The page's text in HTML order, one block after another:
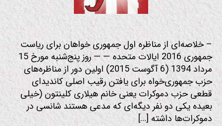
– خلاصه‌ای از مناظره اول جمهوری خواهان برای ریاست
جمهوری 2016 ایالات متحده — — روز پنج‌شنبه مورخ 15
مرداد 1394 (6 آگوست 2015) اولین دور از مناظره‌های
حزب جمهوری‌خواه برای یافتن رقیب اصلی کاندیدای
قطعی حزب دموکرات یعنی خانم هیلاری کلینتون (خیلی
بعیده یکی دو نفر دیگه‌ای که مدعی هستند شانسی در
دموکرات‌ها داشته […]